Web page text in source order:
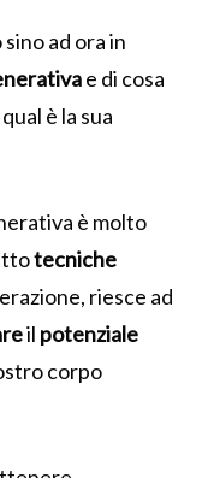
ad ora in
e di cosa
è la sua
è molto
tecniche
riesce ad
il potenziale
corpo